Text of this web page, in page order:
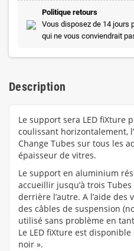
Politique retours
Vous disposez de 14 jours
qui ne vous conviendrait
Description
Le support sera LED fiXture
coulissant horizontalement,
Change Tubes sur tous les
épaisseur de vitres.
Le support en aluminium
accueillir jusqu’à trois Tubes
derrière l’autre. A l’aide
des câbles de suspension
utilisé sans problème en
Le LED fiXture est
noir ».